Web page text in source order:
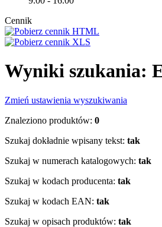
Cennik
Wyniki szukania:
Zmień ustawienia wyszukiwania
Znaleziono produktów: 0
Szukaj dokładnie wpisany tekst: tak
Szukaj w numerach katalogowych: tak
Szukaj w kodach producenta: tak
Szukaj w kodach EAN: tak
Szukaj w opisach produktów: tak